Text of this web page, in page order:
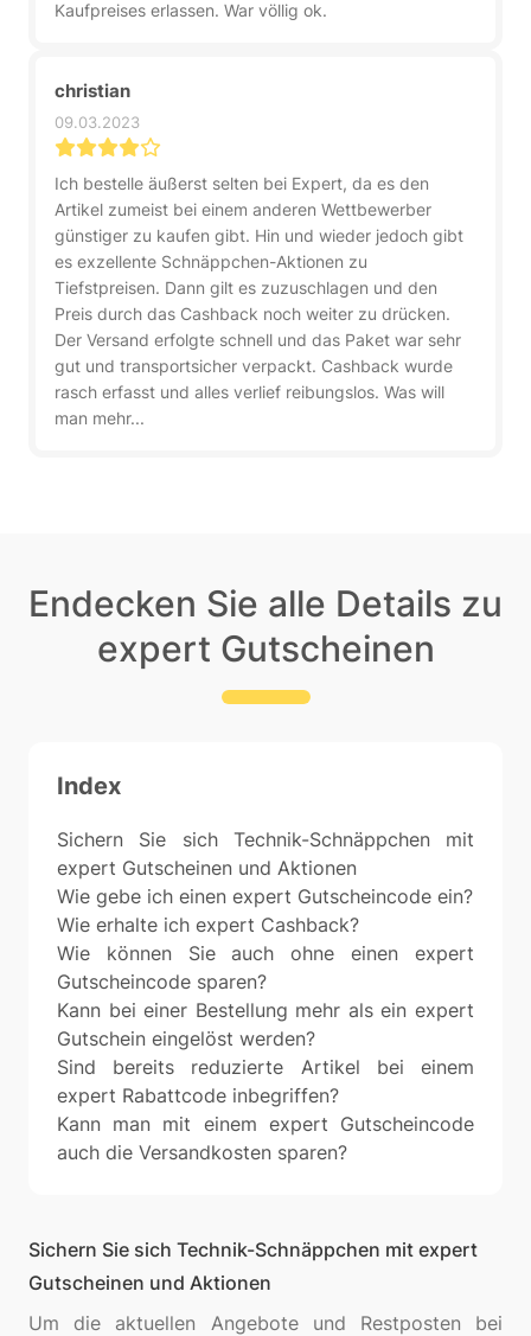
Kaufpreises erlassen. War völlig ok.
christian
09.03.2023
Ich bestelle äußerst selten bei Expert, da es den
Artikel zumeist bei einem anderen Wettbewerber
günstiger zu kaufen gibt. Hin und wieder jedoch gibt
es exzellente Schnäppchen-Aktionen zu
Tiefstpreisen. Dann gilt es zuzuschlagen und den
Preis durch das Cashback noch weiter zu drücken.
Der Versand erfolgte schnell und das Paket war sehr
gut und transportsicher verpackt. Cashback wurde
rasch erfasst und alles verlief reibungslos. Was will
man mehr...
Endecken Sie alle Details zu
expert Gutscheinen
Index
Sichern Sie sich Technik-Schnäppchen mit
expert Gutscheinen und Aktionen
Wie gebe ich einen expert Gutscheincode ein?
Wie erhalte ich expert Cashback?
Wie können Sie auch ohne einen expert
Gutscheincode sparen?
Kann bei einer Bestellung mehr als ein expert
Gutschein eingelöst werden?
Sind bereits reduzierte Artikel bei einem
expert Rabattcode inbegriffen?
Kann man mit einem expert Gutscheincode
auch die Versandkosten sparen?
Sichern Sie sich Technik-Schnäppchen mit expert
Gutscheinen und Aktionen
Um die aktuellen Angebote und Restposten bei